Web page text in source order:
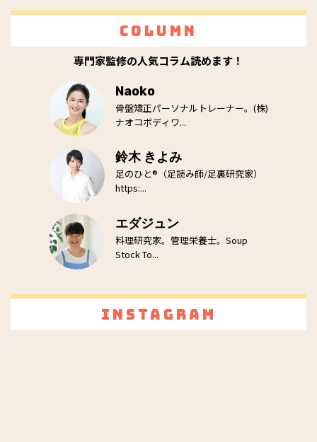
Column
専門家監修の人気コラム読めます！
Naoko
骨盤矯正パーソナルトレーナー。(株)
ナオコボディワ...
鈴木 きよみ
足のひと®（足読み師/足裏研究家）
https:...
エダジュン
料理研究家。管理栄養士。Soup
Stock To...
Instagram